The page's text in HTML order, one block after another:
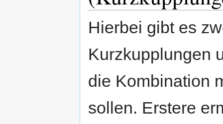
Hierbei gibt es
Kurzkupplungen
die Kombination
sollen. Erstere